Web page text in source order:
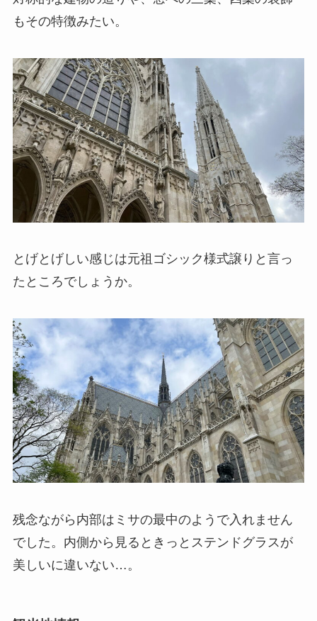
もその特徴みたい。
とげとげしい感じは元祖ゴシック様式譲りと言っ
たところでしょうか。
残念ながら内部はミサの最中のようで入れません
でした。内側から見るときっとステンドグラスが
美しいに違いない…。